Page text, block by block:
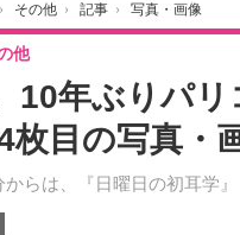
› その他 › 記事 › 写真・画像
10年ぶりパ
枚目の写真・
らは、『日曜日の初耳学』
他